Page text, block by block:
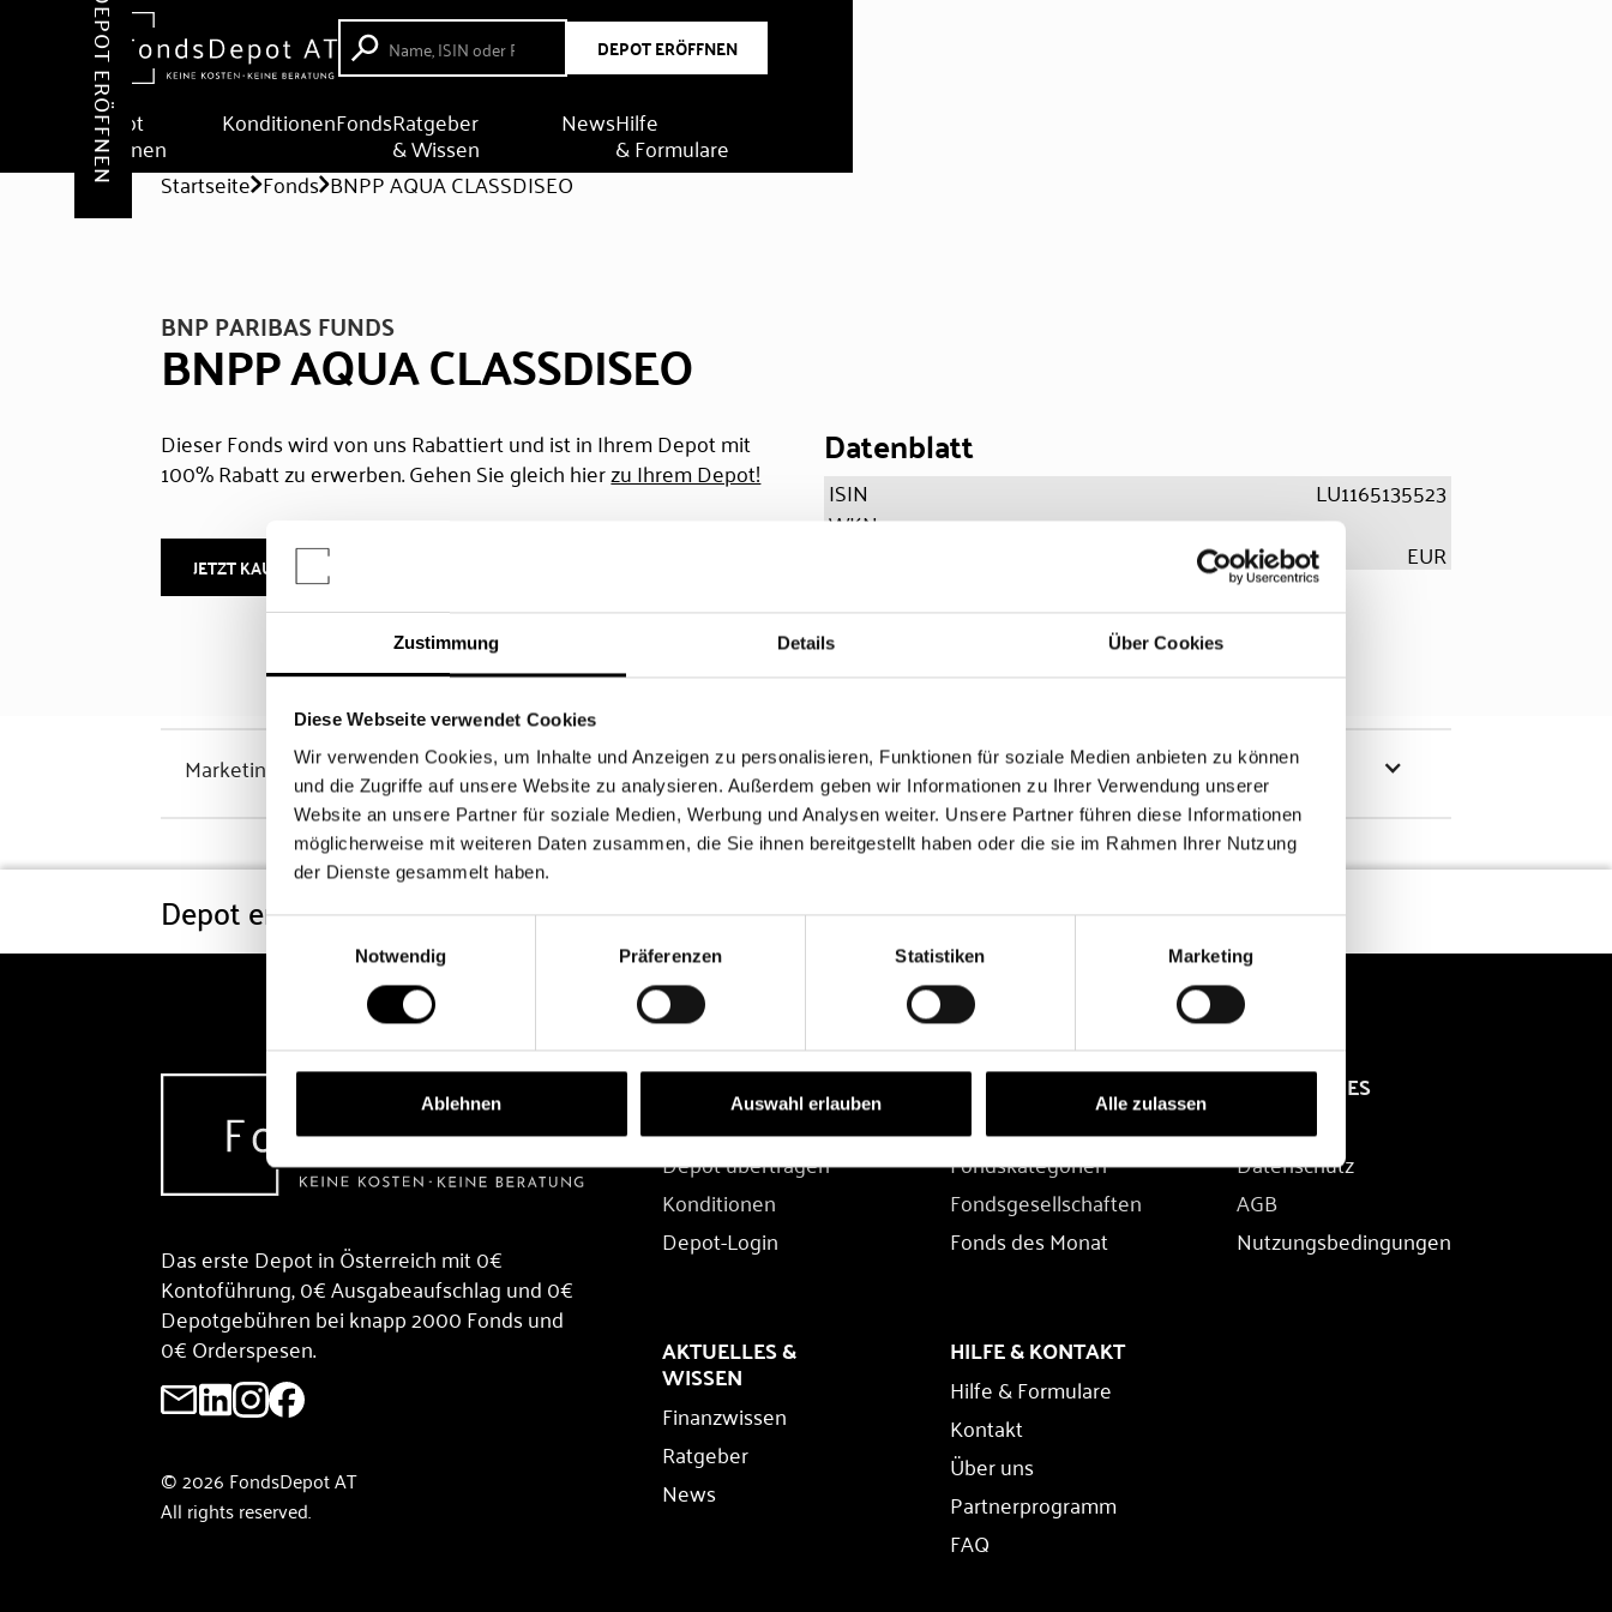
Zustimmung Details Über Cookies
Diese Webseite verwendet Cookies
Wir verwenden Cookies, um Inhalte und Anzeigen zu personalisieren, Funktionen für soziale Medien anbieten zu können
und die Zugriffe auf unsere Website zu analysieren. Außerdem geben wir Informationen zu Ihrer Verwendung unserer
Website an unsere Partner für soziale Medien, Werbung und Analysen weiter. Unsere Partner führen diese Informationen
möglicherweise mit weiteren Daten zusammen, die Sie ihnen bereitgestellt haben oder die sie im Rahmen Ihrer Nutzung
der Dienste gesammelt haben.
Einwilligungsauswahl
Notwendig
Präferenzen Statistiken Marketing
Ablehnen Auswahl erlauben Alle zulassen
DEPOT ERÖFFNEN
Depot
eröffnen
KonditionenFondsRatgeber
& Wissen
NewsHilfe
& Formulare
DEPOT ERÖFFNEN Startseite Fonds BNPP AQUA CLASSDISEO
BNP PARIBAS FUNDS
BNPP AQUA CLASSDISEO
Dieser Fonds wird von uns Rabattiert und ist in Ihrem Depot mit
100% Rabatt zu erwerben. Gehen Sie gleich hierzu Ihrem Depot!
JETZT KAUFEN
Datenblatt
ISIN
LU1165135523
WKN
EUR
Marketinghinweis Chancen & Risiken
Depot eröffnen Konditionen Fonds FAQ
Das erste Depot in Österreich mit 0€
Kontoführung, 0€ Ausgabeaufschlag und 0€
Depotgebühren bei knapp 2000 Fonds und
0€ Orderspesen.
© 2026 FondsDepot AT
All rights reserved.
DEPOT
Depot übertragen
Konditionen
Depot-Login
FONDS
Fondssuche
Fondskategorien
Fondsgesellschaften
Fonds des Monat
RECHTLICHES
Impressum
Datenschutz
AGB
Nutzungsbedingungen
AKTUELLES &
WISSEN
Finanzwissen
Ratgeber
News
HILFE & KONTAKT
Hilfe & Formulare
Kontakt
Über uns
Partnerprogramm
FAQ